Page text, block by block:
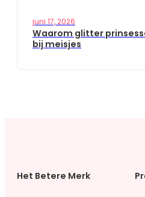
juni 17, 2026
Waarom glitter
bij meisjes
Het Betere Merk